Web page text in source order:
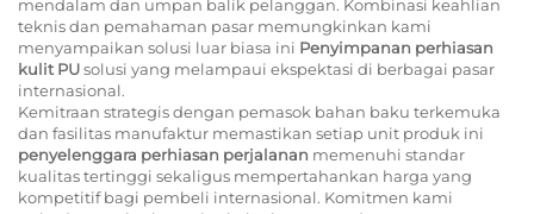
mendalam dan umpan balik pelanggan. Kombinasi keahlian
teknis dan pemahaman pasar memungkinkan kami
menyampaikan solusi luar biasa ini Penyimpanan perhiasan
kulit PUsolusi yang melampaui ekspektasi di berbagai pasar
internasional.
Kemitraan strategis dengan pemasok bahan baku terkemuka
dan fasilitas manufaktur memastikan setiap unit produk ini
penyelenggara perhiasan perjalanan memenuhi standar
kualitas tertinggi sekaligus mempertahankan harga yang
kompetitif bagi pembeli internasional. Komitmen kami